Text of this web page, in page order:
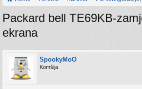
Packard bell TE69KB-
ekrana
SpookyMoO
Komšija